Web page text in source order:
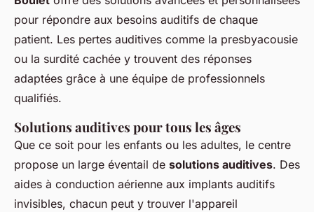
pour répondre aux besoins auditifs de chaque
patient. Les pertes auditives comme la presbyacousie
ou la surdité cachée y trouvent des réponses
adaptées grâce à une équipe de professionnels
qualifiés.
Solutions auditives pour tous les âges
Que ce soit pour les enfants ou les adultes, le centre
propose un large éventail de solutions auditives. Des
aides à conduction aérienne aux implants auditifs
invisibles, chacun peut y trouver l'appareil